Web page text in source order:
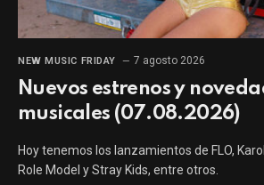
NEW MUSIC FRIDAY 7 agosto 2026
Nuevos estrenos y
musicales (07.08.2026)
Hoy tenemos los lanzamientos de FLO,
Role Model y Stray Kids, entre otros.